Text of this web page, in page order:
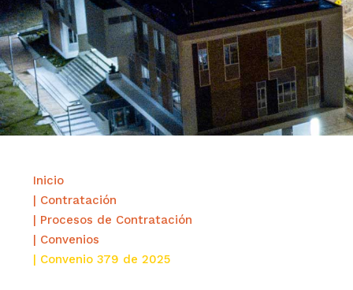
Inicio
| Contratación
| Procesos de Contratación
| Convenios
| Convenio 379 de 2025